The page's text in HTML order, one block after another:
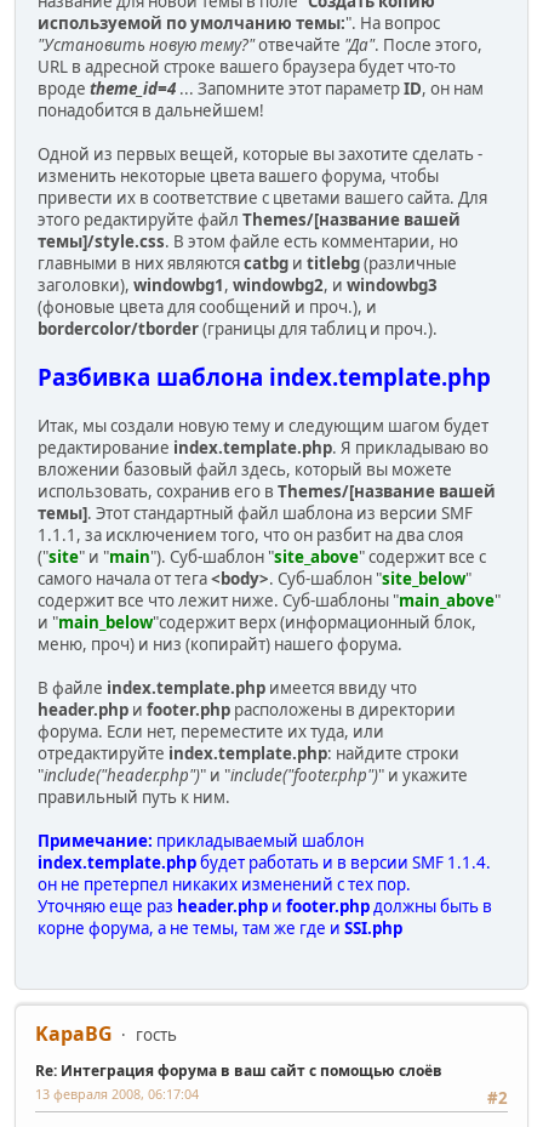
используемой по умолчанию темы:". На вопрос
"Установить новую тему?"отвечайте "Да". После этого,
URL в адресной строке вашего браузера будет что-то
вроде theme_id=4 ... Запомните этот параметрID, он нам
понадобится в дальнейшем!
Одной из первых вещей, которые вы захотите сделать -
изменить некоторые цвета вашего форума, чтобы
привести их в соответствие с цветами вашего сайта. Для
этого редактируйте файл Themes/[название вашей
темы]/style.css. В этом файле есть комментарии, но
главными в них являютсяcatbg и titlebg(различные
заголовки), windowbg1, windowbg2, и windowbg3
(фоновые цвета для сообщений и проч.), и
bordercolor/tborder(границы для таблиц и проч.).
Разбивка шаблона index.template.php
Итак, мы создали новую тему и следующим шагом будет
редактирование index.template.php. Я прикладываю во
вложении базовый файл здесь, который вы можете
использовать, сохранив его в Themes/[название вашей
темы]. Этот стандартный файл шаблона из версии SMF
1.1.1, за исключением того, что он разбит на два слоя
("site" и "main"). Суб-шаблон "site_above" содержит все с
самого начала от тега<body>. Суб-шаблон "site_below"
содержит все что лежит ниже. Суб-шаблоны "main_above"
и "main_below"содержит верх (информационный блок,
меню, проч) и низ (копирайт) нашего форума.
В файле index.template.php имеется ввиду что
header.php и footer.php расположены в директории
форума. Если нет, переместите их туда, или
отредактируйте index.template.php: найдите строки
"include("header.php")" и "include("footer.php")" и укажите
правильный путь к ним.
Примечание: прикладываемый шаблон
index.template.phpбудет работать и в версии SMF 1.1.4.
он не претерпел никаких изменений с тех пор.
Уточняю еще раз header.php и footer.phpдолжны быть в
корне форума, а не темы, там же где и SSI.php
KapaBG гость
Re: Интеграция форума в ваш сайт с помощью слоёв
#2
13 февраля 2008, 06:17:04